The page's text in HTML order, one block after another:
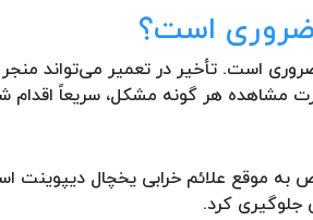
ضروری است؟
است. تأخیر در تعمیر می‌تواند
مشاهده هر گونه مشکل، سریعاً اقدام
موقع علائم خرابی یخچال دیپوینت
کرد.